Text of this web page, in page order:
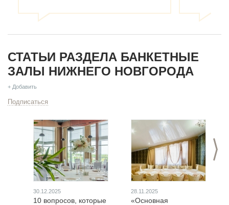
СТАТЬИ РАЗДЕЛА БАНКЕТНЫЕ
ЗАЛЫ НИЖНЕГО НОВГОРОДА
+ Добавить
Подписаться
>
30.12.2025
10 вопросов, которые
28.11.2025
«Основная